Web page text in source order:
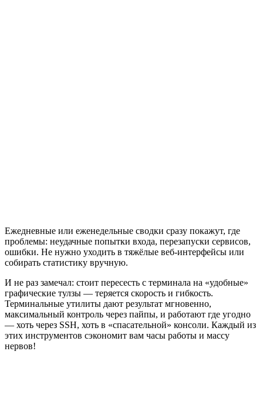
Ежедневные или еженедельные сводки сразу покажут, где
проблемы: неудачные попытки входа, перезапуски сервисов,
ошибки. Не нужно уходить в тяжёлые веб-интерфейсы или
собирать статистику вручную.
И не раз замечал: стоит пересесть с терминала на «удобные»
графические тулзы — теряется скорость и гибкость.
Терминальные утилиты дают результат мгновенно,
максимальный контроль через пайпы, и работают где угодно
— хоть через SSH, хоть в «спасательной» консоли. Каждый из
этих инструментов сэкономит вам часы работы и массу
нервов!